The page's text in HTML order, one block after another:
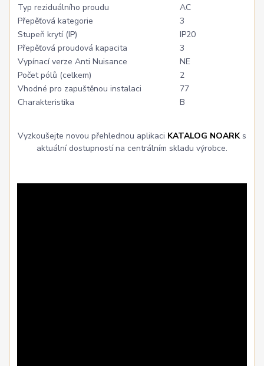
Typ reziduálního proudu
AC
Přepěťová kategorie
3
Stupeň krytí (IP)
IP20
Přepěťová proudová kapacita
3
Vypínací verze Anti Nuisance
NE
Počet pólů (celkem)
2
Vhodné pro zapuštěnou instalaci
77
Charakteristika
B
Vyzkoušejte novou přehlednou aplikaci KATALOG NOARKs
aktuální dostupností na centrálním skladu výrobce.